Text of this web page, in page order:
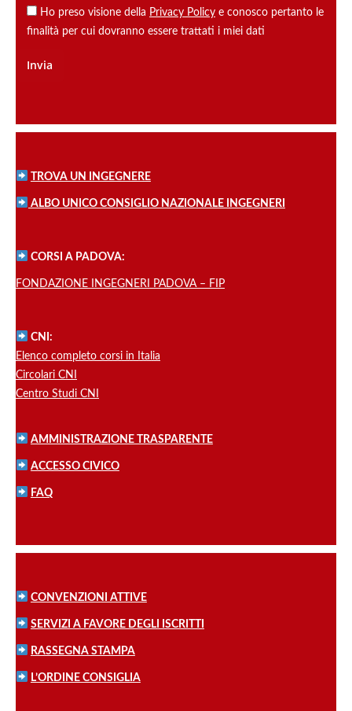
Ho preso visione della Privacy Policy e conosco pertanto le
finalità per cui dovranno essere trattati i miei dati
TROVA UN INGEGNERE
ALBO UNICO CONSIGLIO NAZIONALE INGEGNERI
CORSI A PADOVA:
FONDAZIONE INGEGNERI PADOVA – FIP
CNI:
Elenco completo corsi in Italia
Circolari CNI
Centro Studi CNI
AMMINISTRAZIONE TRASPARENTE
ACCESSO CIVICO
FAQ
CONVENZIONI ATTIVE
SERVIZI A FAVORE DEGLI ISCRITTI
RASSEGNA STAMPA
L’ORDINE CONSIGLIA